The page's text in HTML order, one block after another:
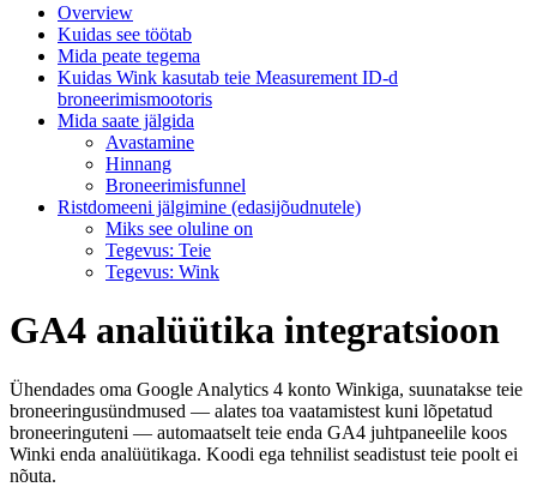
Overview
Kuidas see töötab
Mida peate tegema
Kuidas Wink kasutab teie Measurement ID-d
broneerimismootoris
Mida saate jälgida
Avastamine
Hinnang
Broneerimisfunnel
Ristdomeeni jälgimine (edasijõudnutele)
Miks see oluline on
Tegevus: Teie
Tegevus: Wink
GA4 analüütika integratsioon
Ühendades oma Google Analytics 4 konto Winkiga, suunatakse teie
broneeringusündmused — alates toa vaatamistest kuni lõpetatud
broneeringuteni — automaatselt teie enda GA4 juhtpaneelile koos
Winki enda analüütikaga. Koodi ega tehnilist seadistust teie poolt ei
nõuta.